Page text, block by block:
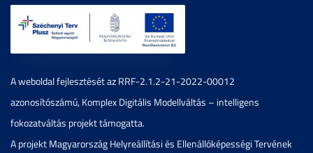
A weboldal fejlesztését az RRF-2.1.2-21-2022-00012
azonosítószámú, Komplex Digitális Modellváltás – intelligens
fokozatváltás projekt támogatta.
A projekt Magyarország Helyreállítási és Ellenállóképességi Tervének